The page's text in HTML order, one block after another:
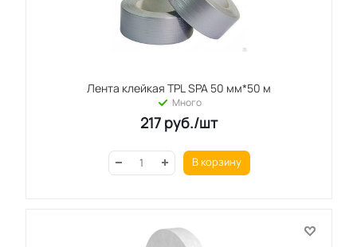
Лента клейкая TPL SPA 50 мм*50 м
Много
217 руб./шт
В корзину